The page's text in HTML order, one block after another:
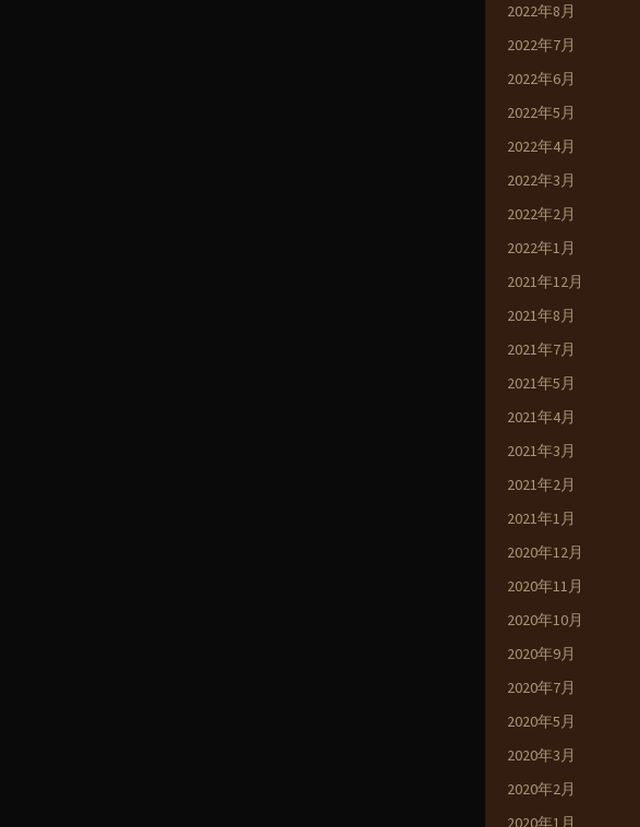
2022年8月
2022年7月
2022年6月
2022年5月
2022年4月
2022年3月
2022年2月
2022年1月
2021年12月
2021年8月
2021年7月
2021年5月
2021年4月
2021年3月
2021年2月
2021年1月
2020年12月
2020年11月
2020年10月
2020年9月
2020年7月
2020年5月
2020年3月
2020年2月
2020年1月